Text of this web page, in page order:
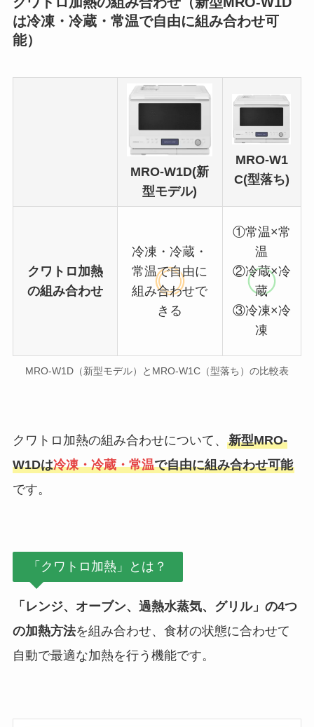
は冷凍・冷蔵・常温で自由に組み合わせ可
能）
MRO-W1D(新
型モデル)
MRO-W1
C(型落ち)
クワトロ加熱
の組み合わせ
冷凍・冷蔵・
常温で自由に
組み合わせで
きる
①常温×常
温
②冷蔵×冷
蔵
③冷凍×冷
凍
MRO-W1D（新型モデル）とMRO-W1C（型落ち）の比較表
クワトロ加熱の組み合わせについて、 新型MRO-
W1Dは冷凍・冷蔵・常温で自由に組み合わせ可能
です。
「クワトロ加熱」とは？
「レンジ、オーブン、過熱水蒸気、グリル」の4つ
の加熱方法を組み合わせ、食材の状態に合わせて
自動で最適な加熱を行う機能です。